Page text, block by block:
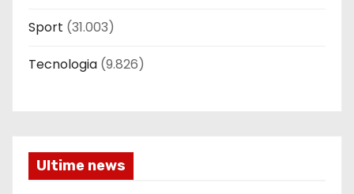
Sport (31.003)
Tecnologia (9.826)
Ultime news